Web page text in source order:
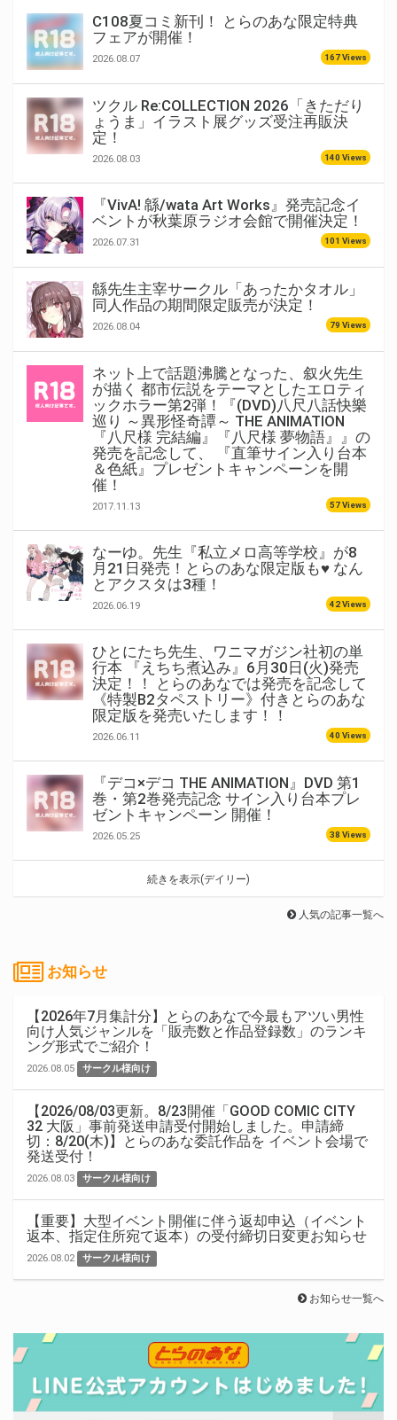
C108夏コミ新刊！ とらのあな限定特典
フェアが開催！
2026.08.07 167 Views
ツクル Re:COLLECTION 2026「きただり
ょうま」イラスト展グッズ受注再販決
定！
2026.08.03 140 Views
『VivA! 緜/wata Art Works』発売記念イ
ベントが秋葉原ラジオ会館で開催決定！
2026.07.31 101 Views
緜先生主宰サークル「あったかタオル」
同人作品の期間限定販売が決定！
2026.08.04 79 Views
ネット上で話題沸騰となった、叙火先生
が描く 都市伝説をテーマとしたエロティ
ックホラー第2弾！『(DVD)八尺八話快樂
巡り ～異形怪奇譚～ THE ANIMATION
『八尺様 完結編』『八尺様 夢物語』』の
発売を記念して、 『直筆サイン入り台本
＆色紙』プレゼントキャンペーンを開
催！
2017.11.13 57 Views
なーゆ。先生『私立メロ高等学校』が8
月21日発売！とらのあな限定版も♥ なん
とアクスタは3種！
2026.06.19 42 Views
ひとにたち先生、ワニマガジン社初の単
行本 『えちち煮込み』6月30日(火)発売
決定！！ とらのあなでは発売を記念して
《特製B2タペストリー》付きとらのあな
限定版を発売いたします！！
2026.06.11 40 Views
『デコ×デコ THE ANIMATION』DVD 第1
巻・第2巻発売記念 サイン入り台本プレ
ゼントキャンペーン 開催！
2026.05.25 38 Views
続きを表示(デイリー)
人気の記事一覧へ
お知らせ
【2026年7月集計分】とらのあなで今最もアツい男性
向け人気ジャンルを「販売数と作品登録数」のランキ
ング形式でご紹介！
2026.08.05 サークル様向け
【2026/08/03更新。8/23開催「GOOD COMIC CITY
32 大阪」事前発送申請受付開始しました。申請締
切：8/20(木)】とらのあな委託作品を イベント会場で
発送受付！
2026.08.03 サークル様向け
【重要】大型イベント開催に伴う返却申込（イベント
返本、指定住所宛て返本）の受付締切日変更お知らせ
2026.08.02 サークル様向け
お知らせ一覧へ